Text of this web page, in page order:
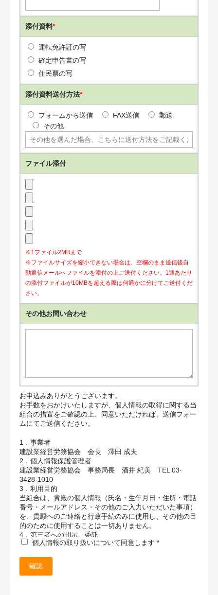
添付資料*
運転免許証の写
確定申告書の写
住民票の写
添付資料送付方法*
フォームから送信 FAX送信
郵送
その他
ファイル添付
※1ファイル2MBまで
※ファイルサイズを縮小できない場合は、空欄のまま送信後自
動返信メールへファイルを添付の上ご送付ください。1通あたり
の添付ファイルが10MBを超える際は何通かに分けてご送付くだ
さい。
その他お問い合わせ
お申込みありがとうございます。
お手数をおかけいたしますが、個人情報の取得に関する当
組合の措置をご確認の上、同意いただければ、送信フォー
ムにてご送信ください。
1．事業者
建設業経営労務協会 会長 澤田 成夫
2．個人情報保護管理者
建設業経営労務協会 事務局長 酒井 紀美 TEL 03-
3428-1010
3．利用目的
当組合は、貴殿の個人情報（氏名・生年月日・住所・電話
番号・メールアドレス・その他のご入力いただいた事項）
を、貴殿へのご連絡と行政手続のみに使用し、その他の目
的のために使用することは一切ありません。
4．第三者への開示、委託
当組合は、貴殿の個人情報を、貴殿の同意を得ずに第三者
当する場合は、貴殿の同意を得ずに貴殿の個人情報を開示
することがありえます。
個人情報の取り扱いについて同意します *